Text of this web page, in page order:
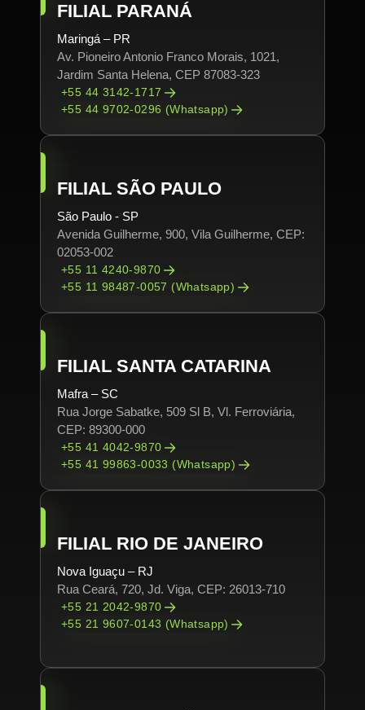
FILIAL PARANÁ
Maringá – PR
Av. Pioneiro Antonio Franco Morais, 1021,
Jardim Santa Helena, CEP 87083-323
+55 44 3142-1717
+55 44 9702-0296 (Whatsapp)
FILIAL SÃO PAULO
São Paulo - SP
Avenida Guilherme, 900, Vila Guilherme, CEP:
02053-002
+55 11 4240-9870
+55 11 98487-0057 (Whatsapp)
FILIAL SANTA CATARINA
Mafra – SC
Rua Jorge Sabatke, 509 Sl B, Vl. Ferroviária,
CEP: 89300-000
+55 41 4042-9870
+55 41 99863-0033 (Whatsapp)
FILIAL RIO DE JANEIRO
Nova Iguaçu – RJ
Rua Ceará, 720, Jd. Viga, CEP: 26013-710
+55 21 2042-9870
+55 21 9607-0143 (Whatsapp)